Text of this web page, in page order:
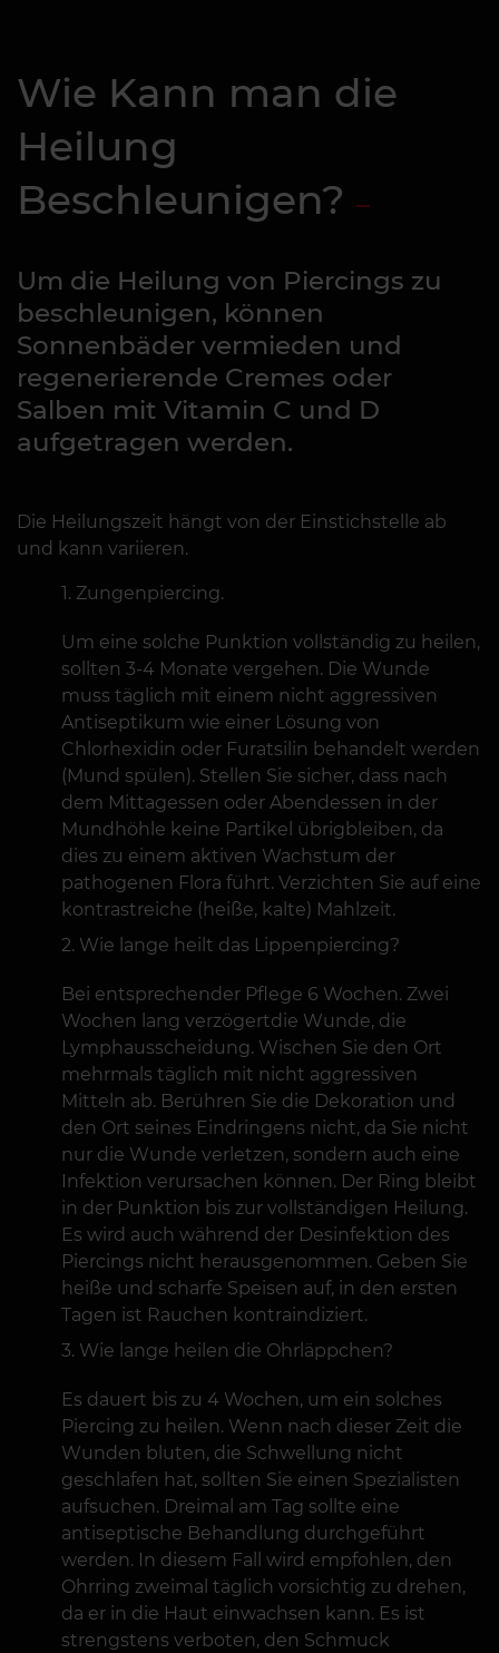
Wie Kann man die
Heilung
Beschleunigen?
Um die Heilung von Piercings zu
beschleunigen, können
Sonnenbäder vermieden und
regenerierende Cremes oder
Salben mit Vitamin C und D
aufgetragen werden.
Die Heilungszeit hängt von der Einstichstelle ab
und kann variieren.
Zungenpiercing.
Um eine solche Punktion vollständig zu heilen,
sollten 3-4 Monate vergehen. Die Wunde
muss täglich mit einem nicht aggressiven
Antiseptikum wie einer Lösung von
Chlorhexidin oder Furatsilin behandelt werden
(Mund spülen). Stellen Sie sicher, dass nach
dem Mittagessen oder Abendessen in der
Mundhöhle keine Partikel übrigbleiben, da
dies zu einem aktiven Wachstum der
pathogenen Flora führt. Verzichten Sie auf eine
kontrastreiche (heiße, kalte) Mahlzeit.
Wie lange heilt das Lippenpiercing?
Bei entsprechender Pflege 6 Wochen. Zwei
Wochen lang verzögertdie Wunde, die
Lymphausscheidung. Wischen Sie den Ort
mehrmals täglich mit nicht aggressiven
Mitteln ab. Berühren Sie die Dekoration und
den Ort seines Eindringens nicht, da Sie nicht
nur die Wunde verletzen, sondern auch eine
Infektion verursachen können. Der Ring bleibt
in der Punktion bis zur vollständigen Heilung.
Es wird auch während der Desinfektion des
Piercings nicht herausgenommen. Geben Sie
heiße und scharfe Speisen auf, in den ersten
Tagen ist Rauchen kontraindiziert.
Wie lange heilen die Ohrläppchen?
Es dauert bis zu 4 Wochen, um ein solches
Piercing zu heilen. Wenn nach dieser Zeit die
Wunden bluten, die Schwellung nicht
geschlafen hat, sollten Sie einen Spezialisten
aufsuchen. Dreimal am Tag sollte eine
antiseptische Behandlung durchgeführt
werden. In diesem Fall wird empfohlen, den
Ohrring zweimal täglich vorsichtig zu drehen,
da er in die Haut einwachsen kann. Es ist
strengstens verboten, den Schmuck